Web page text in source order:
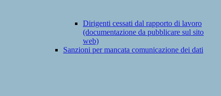
Dirigenti cessati dal rapporto di lavoro
(documentazione da pubblicare sul sito
web)
Sanzioni per mancata comunicazione dei dati